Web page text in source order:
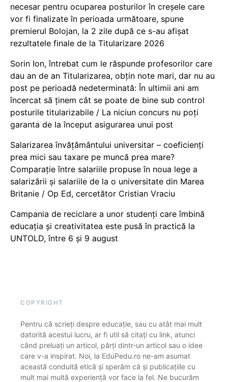
necesar pentru ocuparea posturilor în creșele care
vor fi finalizate în perioada următoare, spune
premierul Bolojan, la 2 zile după ce s-au afișat
rezultatele finale de la Titularizare 2026
Sorin Ion, întrebat cum le răspunde profesorilor care
dau an de an Titularizarea, obțin note mari, dar nu au
post pe perioadă nedeterminată: În ultimii ani am
încercat să ținem cât se poate de bine sub control
posturile titularizabile / La niciun concurs nu poți
garanta de la început asigurarea unui post
Salarizarea învățământului universitar – coeficienți
prea mici sau taxare pe muncă prea mare?
Comparație între salariile propuse în noua lege a
salarizării și salariile de la o universitate din Marea
Britanie / Op Ed, cercetător Cristian Vraciu
Campania de reciclare a unor studenți care îmbină
educația și creativitatea este pusă în practică la
UNTOLD, între 6 și 9 august
COPYRIGHT
Pentru că scrieți despre educație, sau cu atât mai mult
datorită acestui lucru, ar fi util să citați cu link, atunci
când preluați un articol, părți dintr-un articol sau o idee
care v-a inspirat. Noi, la EduPedu.ro ne-am asumat
această conduită etică și sperăm că și publicațiile cu
mult mai multă experiență vor face la fel. Ne bucurăm